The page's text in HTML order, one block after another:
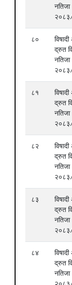
नतिजा
८०
द्रुत
नतिजा
८१
द्रुत
नतिजा
८२
द्रुत
नतिजा
८३
द्रुत
नतिजा
८४
द्रुत
नतिजा